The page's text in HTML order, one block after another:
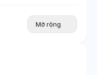
Mở rộng